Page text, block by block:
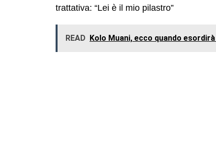
trattativa: “Lei è il mio pilastro”
READ Kolo Muani, ecco quando